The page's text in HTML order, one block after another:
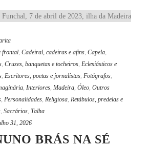
frontal, Cadeiral, cadeiras e afins, Capela,
, Cruzes, banquetas e tocheiros, Eclesiásticos e
, Escritores, poetas e jornalistas, Fotógrafos,
, Interiores, Madeira, Óleo, Outros
, Personalidades, Religiosa, Retábulos, predelas e
, Sacrários, Talha
31, 2026
BRÁS NA SÉ